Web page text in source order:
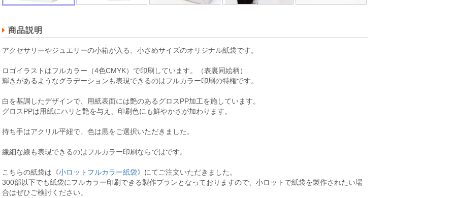
商品説明
アクセサリーやジュエリーの小箱が入る、小さめサイズのオリジナル紙袋です。
ロゴイラストはフルカラー（4色CMYK）で印刷しています。（表裏同絵柄）
輝きがあるようなグラデーションも表現できるのはフルカラー印刷の特権です。
白を基調したデザインで、用紙表面には艶のあるグロスPP加工を施しています。
グロスPPは用紙にハリと艶を与え、印刷色にも鮮やかさが加わります。
持ち手はアクリル平紐で、色は黒をご選択いただきました。
繊細な線も表現できるのはフルカラー印刷ならではです。
こちらの紙袋は《小ロットフルカラー紙袋》にてご注文いただきました。
300部以下でも紙袋にフルカラー印刷できる製作プランとなっておりますので、小ロットで紙袋を製作されたい場
合はぜひご検討ください。